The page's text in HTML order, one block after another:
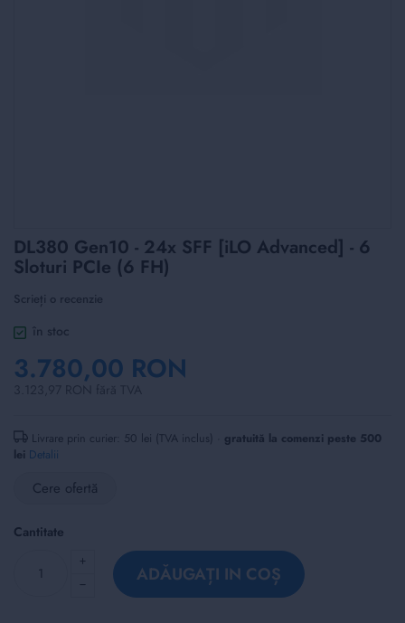
Skip
to
the
beginning
of
the
images
gallery
DL380 Gen10 - 24x SFF [iLO Advanced] - 6
Sloturi PCIe (6 FH)
Scrieți o recenzie
în stoc
3.780,00 RON
Livrare prin curier: 50 lei (TVA inclus) · gratuită la comenzi peste 500
lei Detalii
Cere ofertă
Cantitate
ADĂUGAȚI IN COȘ